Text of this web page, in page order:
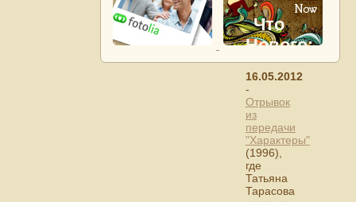
Что
Нового:
16.05.2012
-
Отрывок
из
передачи
"Характеры"
(1996),
где
Татьяна
Тарасова